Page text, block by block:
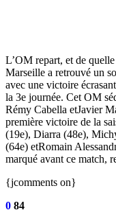
L’OM repart, et de
Marseille a retrouvé un
avec une victoire
la 3e journée. Cet OM
Rémy Cabella etJavier
première victoire de la
(19e), Diarra (48e),
(64e) etRomain
marqué avant ce match,
{jcomments on}
0 84